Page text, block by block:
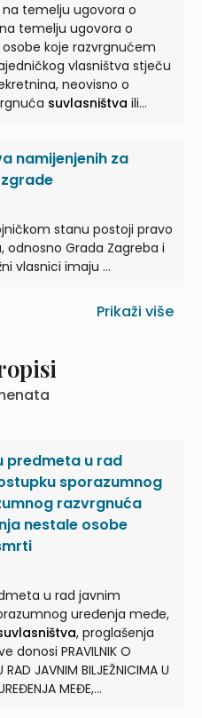
pojedinačno ili
suvlasništvo...
temelju ugovora o
temelju ugovora o
koje razvrgnućem
neovisno o
suvlasništva ili
namijenjenih za
stanu postoji pravo
odnosno Grada Zagreba i
vlasnici imaju ...
Prikaži više
predmeta u rad
sporazumnog
razvrgnuća
nestale osobe
u rad javnim
uređenja međe,
, proglašenja
JAVNIM BILJEŽNICIMA U
MEĐE,